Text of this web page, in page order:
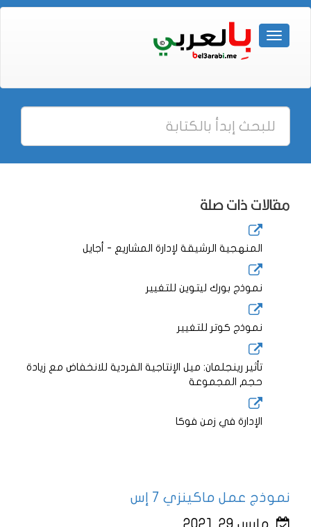
مقالات ذات صلة
المنهجية الرشيقة لإدارة المشاريع - أجايل
نموذج بورك ليتوين للتغيير
نموذج كوتر للتغيير
تأثير رينجلمان: ميل الإنتاجية الفردية للانخفاض مع زيادة
حجم المجموعة
الإدارة في زمن فوكا
نموذج عمل ماكينزي 7 إس
مارس 29, 2021